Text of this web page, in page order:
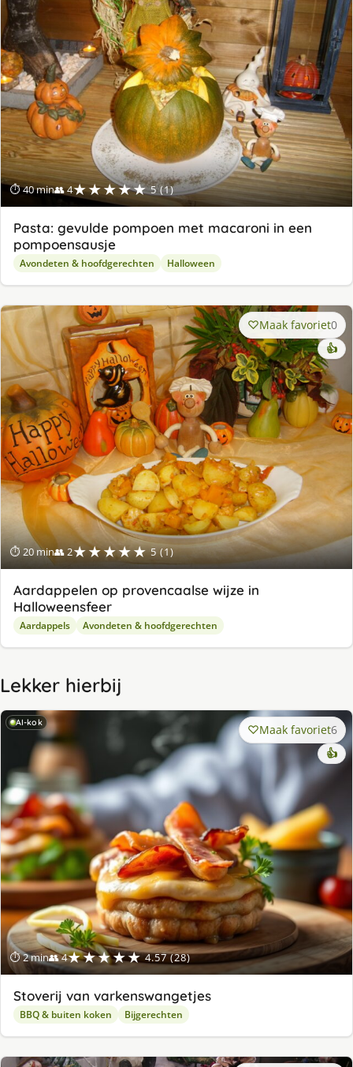
⏱ 40 min👥 4★★★★★ 5 (1)
Pasta: gevulde pompoen met macaroni in een
pompoensausje
Avondeten & hoofdgerechten Halloween
⏱ 20 min👥 2★★★★★ 5 (1)
Maak favoriet0
👍
Aardappelen op provencaalse wijze in
Halloweensfeer
Aardappels Avondeten & hoofdgerechten
Lekker hierbij
AI-kok
⏱ 2 min👥 4★★★★★ 4.57 (28)
Maak favoriet6
👍
Stoverij van varkenswangetjes
BBQ & buiten koken Bijgerechten